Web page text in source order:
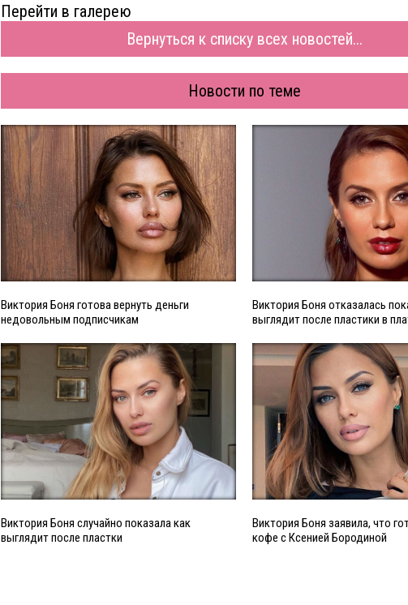
Перейти в галерею
Вернуться к списку всех новостей...
Новости по теме
Виктория Боня готова вернуть деньги
недовольным подписчикам
Виктория Боня отказалась
выглядит после пластики в
Виктория Боня случайно показала как
выглядит после пластки
Виктория Боня заявила, что
кофе с Ксенией Бородиной